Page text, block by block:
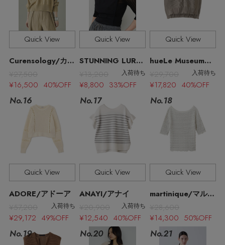
主役級ニットが揃う「シーエフシーエル」の
POP UPがスタート
Quick View
Curensology/カレンソロジー
¥27,500
¥16,500 40%OFF
Quick View
STUNNING LURE/スタニングルアー
¥13,200
入荷待ち
¥8,800 33%OFF
Quick View
hueLe Museum/ヒューエルミュージアム
¥29,700
入荷待ち
¥17,820 40%OFF
No.16
Quick View
ADORE/アドーア
¥57,200
入荷待ち
¥29,172 49%OFF
No.17
Quick View
ANAYI/アナイ
¥20,900
入荷待ち
¥12,540 40%OFF
No.18
Quick View
martinique/マルティニーク
¥28,600
¥14,300 50%OFF
No.19 No.20 No.21